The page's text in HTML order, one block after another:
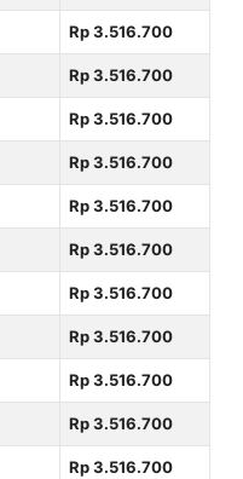
Rp 3.516.700
Rp 3.516.700
Rp 3.516.700
Rp 3.516.700
Rp 3.516.700
Rp 3.516.700
Rp 3.516.700
Rp 3.516.700
Rp 3.516.700
Rp 3.516.700
Rp 3.516.700